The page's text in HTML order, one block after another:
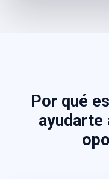
Por qué
ayudarte